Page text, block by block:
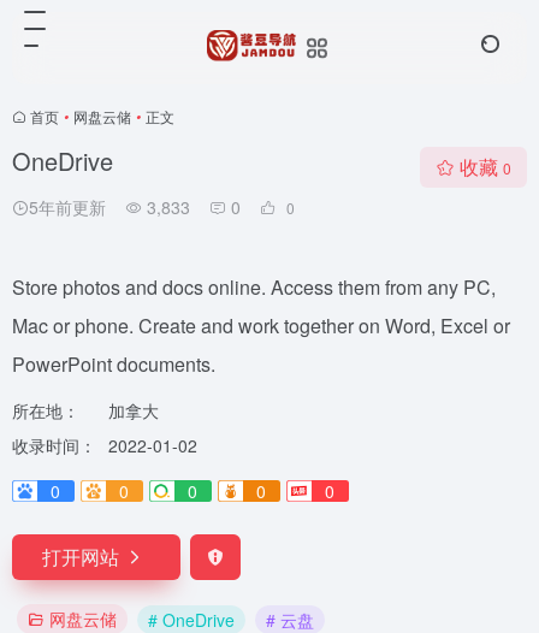
首页 • 网盘云储 • 正文
OneDrive
5年前更新 3,833 0 0
收藏 0
Store photos and docs online. Access them from any PC,
Mac or phone. Create and work together on Word, Excel or
PowerPoint documents.
所在地：
加拿大
收录时间：
2022-01-02
0
0 0 0 0
打开网站
网盘云储 # OneDrive # 云盘